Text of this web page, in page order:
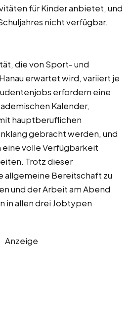
für Kinder anbietet, und
nicht verfügbar.
die von Sport- und
erwartet wird, variiert je
erfordern eine
Kalender,
hauptberuflichen
gebracht werden, und
volle Verfügbarkeit
Trotz dieser
allgemeine Bereitschaft zu
und der Arbeit am Abend
in allen drei Jobtypen
Anzeige